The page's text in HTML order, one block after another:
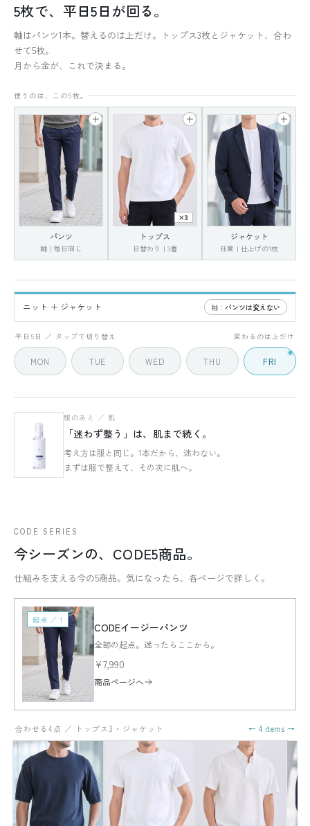
5枚で、平日5日が回る。
軸はパンツ1本。替えるのは上だけ。トップス3枚とジャケット、合わ
せて5枚。
月から金が、これで決まる。
使うのは、この5枚。
パンツ
軸｜毎日同じ
×3
トップス
日替わり｜3着
ジャケット
任意｜仕上げの1枚
FRI 5 / 5
ニット ＋ ジャケット 軸： パンツは変えない
平日5日 ／ タップで切り替え 変わるのは上だけ
MON TUE WED THU FRI
服のあと ／ 肌
「迷わず整う」は、肌まで続く。
考え方は服と同じ。1本だから、迷わない。
まずは服で整えて、その次に肌へ。
CODE SERIES
今シーズンの、CODE5商品。
仕組みを支える今の5商品。気になったら、各ページで詳しく。
起点 ／ 1
CODEイージーパンツ
全部の起点。迷ったらここから。
¥7,990
商品ページへ
合わせる4点 ／ トップス3・ジャケット ← 4 items →